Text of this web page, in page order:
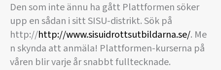
Den som inte ännu ha gått Plattformen söker
upp en sådan i sitt SISU-distrikt. Sök på
http://http://www.sisuidrottsutbildarna.se/. Me
n skynda att anmäla! Plattformen-kurserna på
våren blir varje år snabbt fulltecknade.